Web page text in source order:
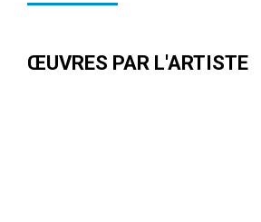
ŒUVRES PAR L'ARTISTE